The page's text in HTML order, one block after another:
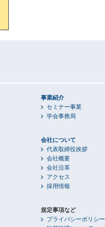
事業紹介
セミナー事業
学会事務局
会社について
代表取締役挨拶
会社概要
会社沿革
アクセス
採用情報
規定事項など
プライバシーポリシー